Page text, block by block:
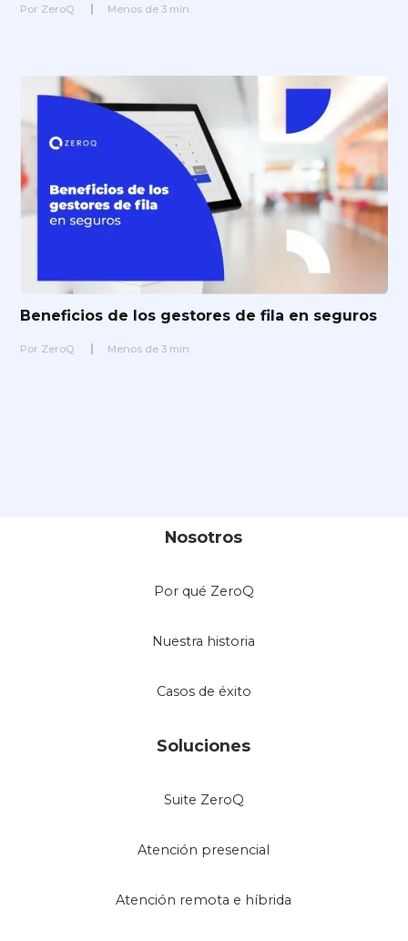
Por ZeroQ Menos de 3 min.
Beneficios de los gestores de fila en seguros
Por ZeroQ Menos de 3 min.
Nosotros
Por qué ZeroQ
Nuestra historia
Casos de éxito
Soluciones
Suite ZeroQ
Atención presencial
Atención remota e híbrida